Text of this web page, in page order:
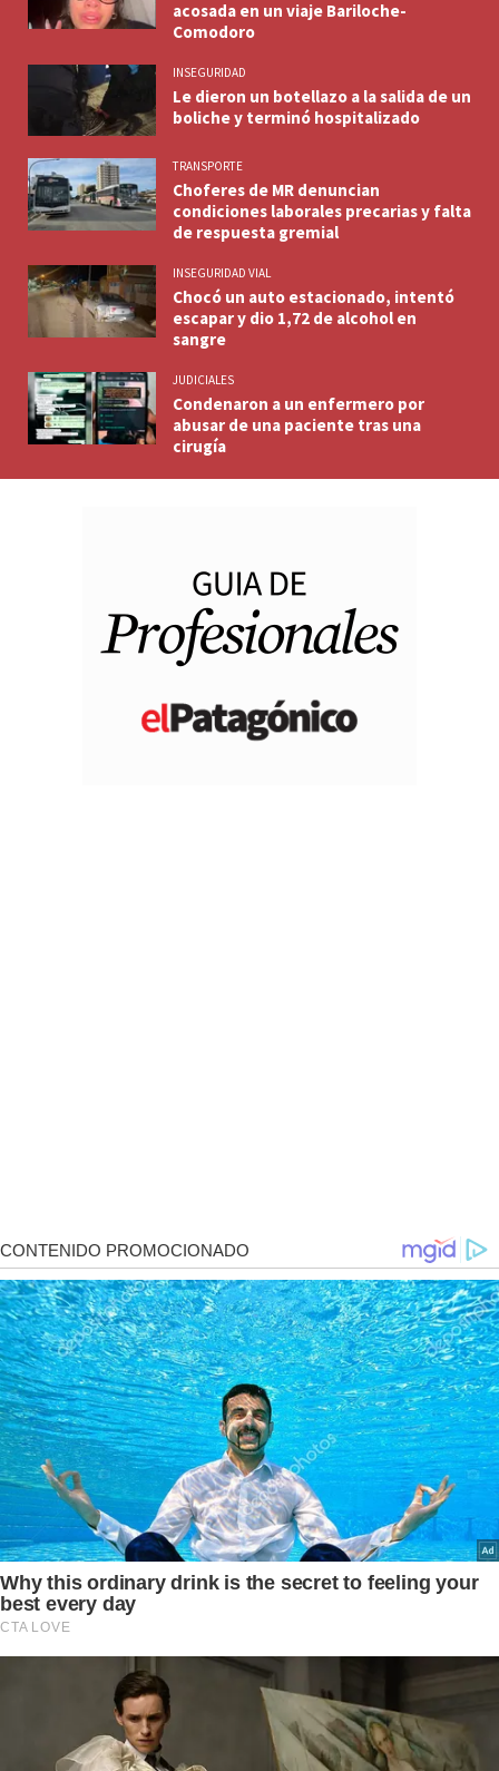
acosada en un viaje Bariloche-
Comodoro
INSEGURIDAD
Le dieron un botellazo a la salida de un
boliche y terminó hospitalizado
TRANSPORTE
Choferes de MR denuncian
condiciones laborales precarias y falta
de respuesta gremial
INSEGURIDAD VIAL
Chocó un auto estacionado, intentó
escapar y dio 1,72 de alcohol en
sangre
JUDICIALES
Condenaron a un enfermero por
abusar de una paciente tras una
cirugía